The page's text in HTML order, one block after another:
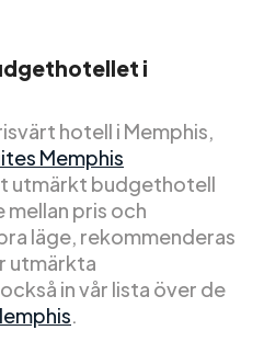
i
hotell i Memphis,
Memphis
utmärkt budgethotell
pris och
läge, rekommenderas
utmärkta
in vår lista över de
.